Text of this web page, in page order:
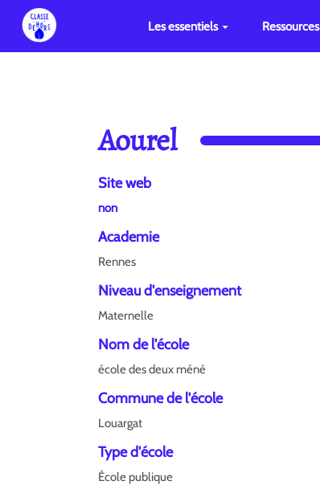
Les essentiels Ressources
Aourel
Site web
non
Academie
Rennes
Niveau d'enseignement
Maternelle
Nom de l'école
école des deux méné
Commune de l'école
Louargat
Type d'école
École publique